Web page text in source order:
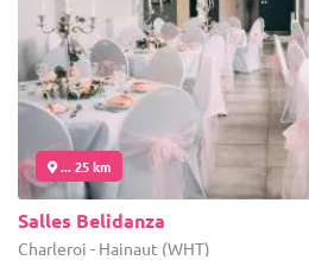
... 25 km
Salles Belidanza
Charleroi - Hainaut (WHT)